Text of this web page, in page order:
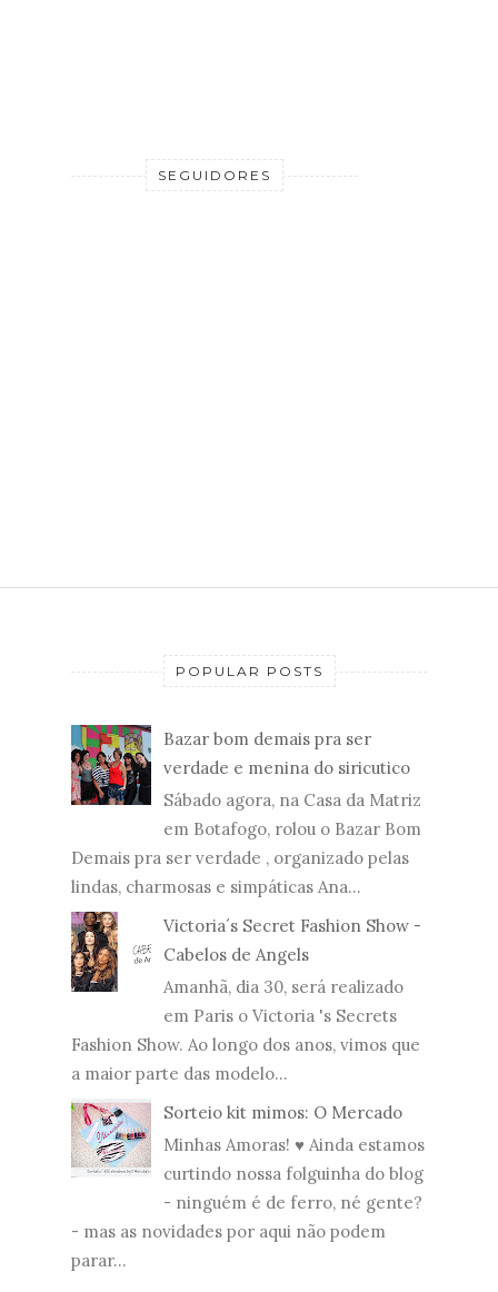
SEGUIDORES
POPULAR POSTS
Bazar bom demais pra ser
verdade e menina do siricutico
Sábado agora, na Casa da Matriz
em Botafogo, rolou o Bazar Bom
Demais pra ser verdade , organizado pelas
lindas, charmosas e simpáticas Ana...
Victoria´s Secret Fashion Show -
Cabelos de Angels
Amanhã, dia 30, será realizado
em Paris o Victoria 's Secrets
Fashion Show. Ao longo dos anos, vimos que
a maior parte das modelo...
Sorteio kit mimos: O Mercado
Minhas Amoras! ♥ Ainda estamos
curtindo nossa folguinha do blog
- ninguém é de ferro, né gente?
- mas as novidades por aqui não podem
parar...